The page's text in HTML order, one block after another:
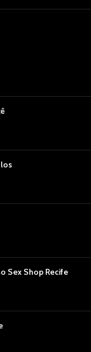
Sex Shop Recife